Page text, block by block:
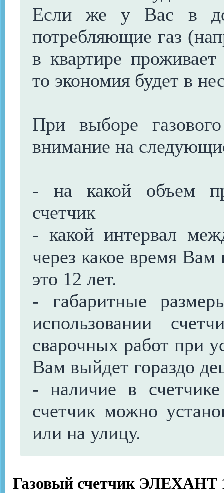
Если же у Вас в
потребляющие газ
в квартире
то экономия будет в
При выборе
внимание на
- на какой объем
счетчик
- какой интервал
через какое время
это 12 лет.
- габаритные
использовании
сварочных работ при
Вам выйдет гораздо
- наличие в
счетчик можно
или на улицу.
Газовый счетчик ЭЛЕХАНТ